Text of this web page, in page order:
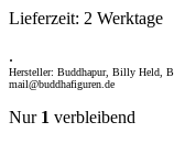
Lieferzeit: 2 Werktage
.
Hersteller: Buddhapur, Billy Held,
mail@buddhafiguren.de
Nur 1 verbleibend